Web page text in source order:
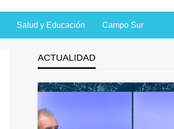
Salud y Educación Campo Sur
ACTUALIDAD